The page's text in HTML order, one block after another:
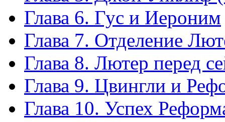
Глава 6. Гус и Иероним
Глава 7. Отделение
Глава 8. Лютер перед
Глава 9. Цвингли и
Глава 10. Успех